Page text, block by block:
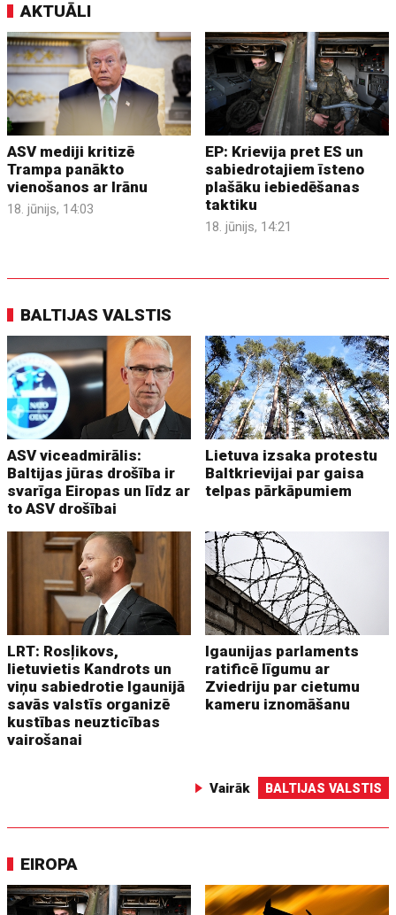
AKTUĀLI
ASV mediji kritizē
Trampa panākto
vienošanos ar Irānu
18. jūnijs, 14:03
EP: Krievija pret ES un
sabiedrotajiem īsteno
plašāku iebiedēšanas
taktiku
18. jūnijs, 14:21
BALTIJAS VALSTIS
ASV viceadmirālis:
Baltijas jūras drošība ir
svarīga Eiropas un līdz ar
to ASV drošībai
Lietuva izsaka protestu
Baltkrievijai par gaisa
telpas pārkāpumiem
LRT: Rosļikovs,
lietuvietis Kandrots un
viņu sabiedrotie Igaunijā
savās valstīs organizē
kustības neuzticības
vairošanai
Igaunijas parlaments
ratificē līgumu ar
Zviedriju par cietumu
kameru iznomāšanu
Vairāk BALTIJAS VALSTIS
EIROPA